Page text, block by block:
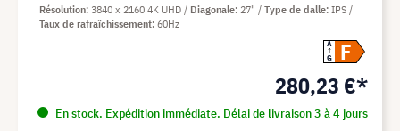
A
G
F
280,23 €*
En stock. Expédition immédiate. Délai de livraison 3 à 4 jours
Résolution 3840 x 2160 4K UHD Diagonale 27" Type de dalle IPS
Taux de rafraîchissement 60Hz